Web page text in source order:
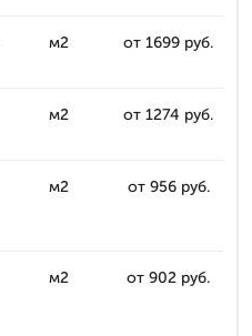
м2 от 1699 руб.
м2 от 1274 руб.
м2 от 956 руб.
м2 от 902 руб.